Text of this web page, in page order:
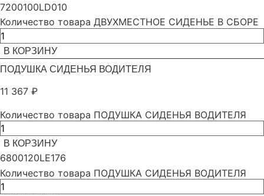
7200100LD010
Количество товара ДВУХМЕСТНОЕ СИДЕНЬЕ В СБОРЕ
В КОРЗИНУ
ПОДУШКА СИДЕНЬЯ ВОДИТЕЛЯ
11 367 ₽
Количество товара ПОДУШКА СИДЕНЬЯ ВОДИТЕЛЯ
В КОРЗИНУ
6800120LE176
Количество товара ПОДУШКА СИДЕНЬЯ ВОДИТЕЛЯ